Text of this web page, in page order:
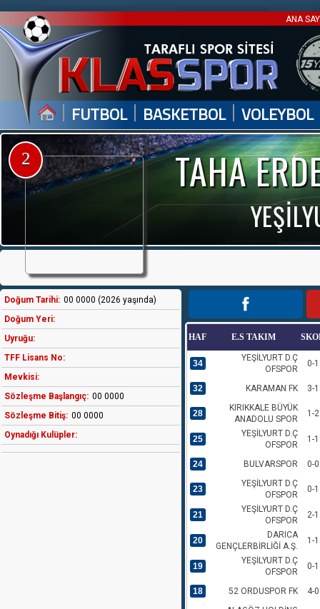
ANA
| FUTBOL | BASKETBOL | VOLEYBOL
TAHA
2
Doğum Tarihi: 00 0000 (2026 yaşında)
Doğum Yeri:
Uyruğu:
TFF Lisans No:
Mevkisi:
Sözleşme Başlangıç: 00 0000
Sözleşme Bitiş: 00 0000
Oynadığı Kulüpler:
HAF E.S TAKIM
34
YEŞİLYURT D.Ç
OFSPOR
0-1
32 KARAMAN FK 3-1
28
KIRIKKALE BÜYÜK
ANADOLU SPOR
1-2
25
YEŞİLYURT D.Ç
OFSPOR
1-1
24 BULVARSPOR 0-0
23
YEŞİLYURT D.Ç
OFSPOR
0-1
21
YEŞİLYURT D.Ç
OFSPOR
2-1
20
DARICA
GENÇLERBİRLİĞİ A.Ş.
1-1
19
YEŞİLYURT D.Ç
OFSPOR
0-1
18 52 ORDUSPOR FK 4-0